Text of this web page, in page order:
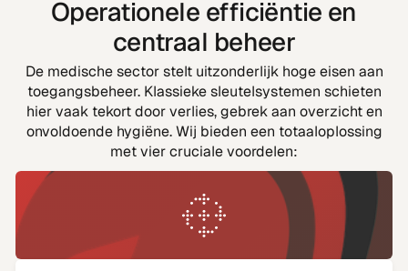
Operationele efficiëntie en
centraal beheer
De medische sector stelt uitzonderlijk hoge eisen aan
toegangsbeheer. Klassieke sleutelsystemen schieten
hier vaak tekort door verlies, gebrek aan overzicht en
onvoldoende hygiëne. Wij bieden een totaaloplossing
met vier cruciale voordelen: